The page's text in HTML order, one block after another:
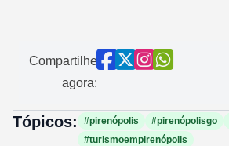
Compartilhe
agora:
Tópicos: #pirenópolis #pirenópolisgo
#turismoempirenópolis